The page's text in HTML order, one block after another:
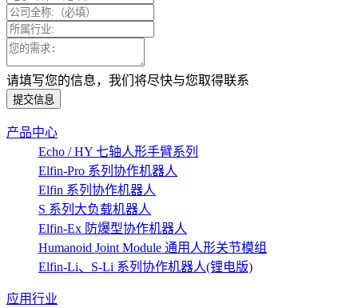
请填写您的信息，我们将尽快与您取得联系
提交信息
产品中心
Echo / HY 七轴人形手臂系列
Elfin-Pro 系列协作机器人
Elfin 系列协作机器人
S 系列大负载机器人
Elfin-Ex 防爆型协作机器人
Humanoid Joint Module 通用人形关节模组
Elfin-Li、S-Li 系列协作机器人(锂电版)
应用行业